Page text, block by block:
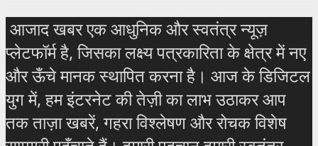
आजाद खबर एक आधुनिक और स्वतंत्र न्यूज़
प्लेटफॉर्म है, जिसका लक्ष्य पत्रकारिता के क्षेत्र में नए
और ऊँचे मानक स्थापित करना है। आज के डिजिटल
युग में, हम इंटरनेट की तेज़ी का लाभ उठाकर आप
तक ताज़ा खबरें, गहरा विश्लेषण और रोचक विशेष